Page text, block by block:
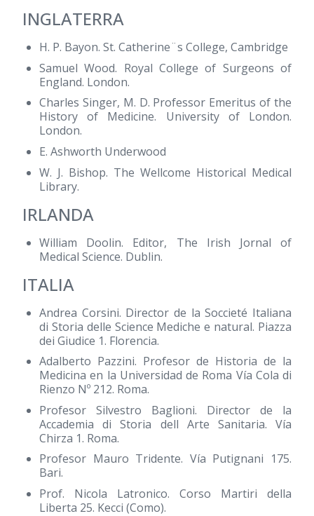
INGLATERRA
H. P. Bayon. St. Catherine¨s College, Cambridge
Samuel Wood. Royal College of Surgeons of
England. London.
Charles Singer, M. D. Professor Emeritus of the
History of Medicine. University of London.
London.
E. Ashworth Underwood
W. J. Bishop. The Wellcome Historical Medical
Library.
IRLANDA
William Doolin. Editor, The Irish Jornal of
Medical Science. Dublin.
ITALIA
Andrea Corsini. Director de la Soccieté Italiana
di Storia delle Science Mediche e natural. Piazza
dei Giudice 1. Florencia.
Adalberto Pazzini. Profesor de Historia de la
Medicina en la Universidad de Roma Vía Cola di
Rienzo Nº 212. Roma.
Profesor Silvestro Baglioni. Director de la
Accademia di Storia dell Arte Sanitaria. Vía
Chirza 1. Roma.
Profesor Mauro Tridente. Vía Putignani 175.
Bari.
Prof. Nicola Latronico. Corso Martiri della
Liberta 25. Kecci (Como).